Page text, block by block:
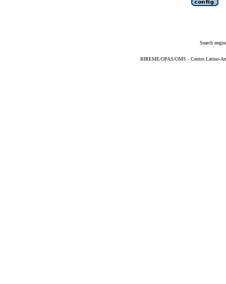
Search
BIREME/OPAS/OMS - Centro Latino-